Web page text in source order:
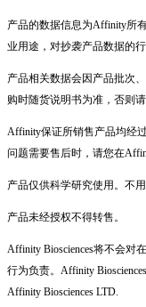
产品的数据信息为Affinity所
业用途，对抄袭产品数据的
产品相关数据会因产品批次
购时随货说明书为准，否则
Affinity保证所销售产品均经
问题需要售后时，请您在
产品仅供科学研究使用。不
产品未经授权不得转售。
Affinity Biosciences将不会对
行为负责。Affinity
Affinity Biosciences LTD.